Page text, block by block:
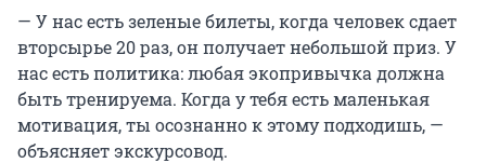
— У нас есть зеленые билеты, когда человек сдает
вторсырье 20 раз, он получает небольшой приз. У
нас есть политика: любая экопривычка должна
быть тренируема. Когда у тебя есть маленькая
мотивация, ты осознанно к этому подходишь, —
объясняет экскурсовод.